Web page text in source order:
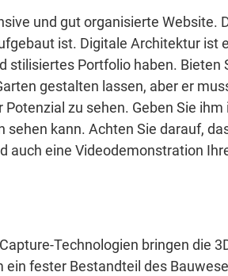
und gut organisierte Website.
ist. Digitale Architektur ist
stilisiertes Portfolio haben.
gestalten lassen, aber er
zu sehen. Geben Sie
kann. Achten Sie darauf,
auch eine Videodemonstration
Technologien bringen die
fester Bestandteil des